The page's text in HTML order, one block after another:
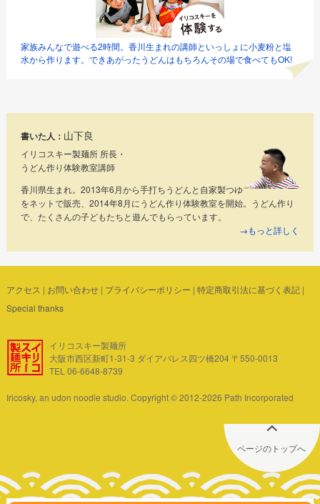
家族みんなで遊べる2時間。香川生まれの講師といっしょに小麦粉と塩
水から作ります。できあがったうどんはもちろんその場で食べてもOK!
書いた人： 山下良
イリコスキー製麺所 所長・
うどん作り体験教室講師
香川県生まれ。2013年6月から手打ちうどんと自家製つゆ
をネットで販売、2014年8月にうどん作り体験教室を開始。うどん作り
で、たくさんの子どもたちと遊んでもらっています。
→もっと詳しく
アクセス | お問い合わせ| プライバシーポリシー | 特定商取引法に基づく表記|
Special thanks
イリコスキー製麺所
大阪市西区新町1-31-3 ダイアパレス四ツ橋204 〒550-0013
TEL 06-6648-8739
Iricosky, an udon noodle studio. Copyright © 2012-2026 Path Incorporated
ページのトップへ